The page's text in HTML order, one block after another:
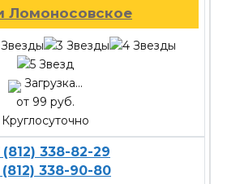
Ломоносовское
Загрузка...
от 99 руб.
Круглосуточно
(812) 338-82-29
(812) 338-90-80